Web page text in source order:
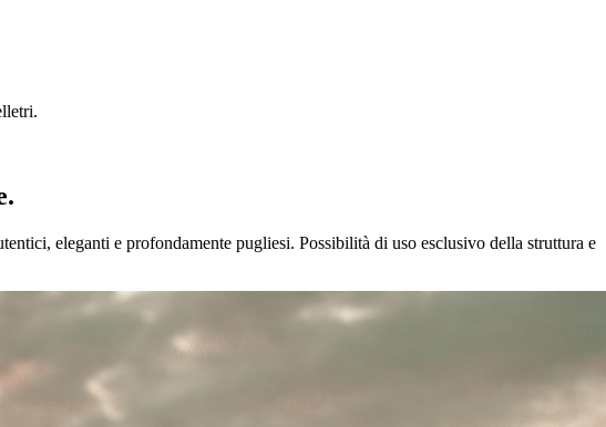
eleganti e profondamente pugliesi. Possibilità di uso esclusivo della struttura e